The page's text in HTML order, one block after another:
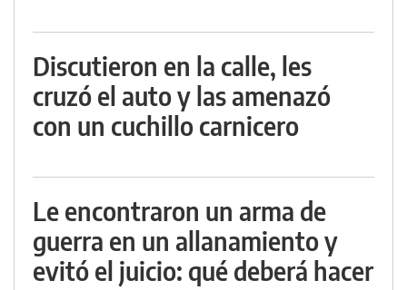
Discutieron en la calle, les
cruzó el auto y las amenazó
con un cuchillo carnicero
Le encontraron un arma de
guerra en un allanamiento y
evitó el juicio: qué deberá hacer